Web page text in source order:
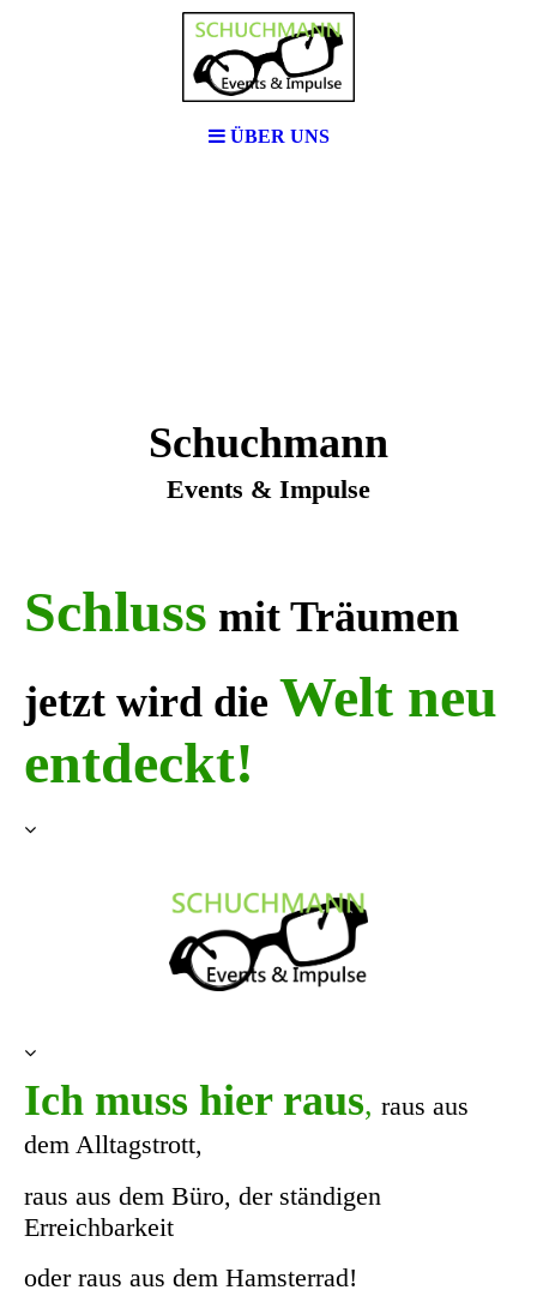
ÜBER UNS
Schuchmann
Events & Impulse
Schluss mit Träumen
jetzt wird die Welt neu
entdeckt!
Ich muss hier raus, raus aus
dem Alltagstrott,
raus aus dem Büro, der ständigen
Erreichbarkeit
oder raus aus dem Hamsterrad!